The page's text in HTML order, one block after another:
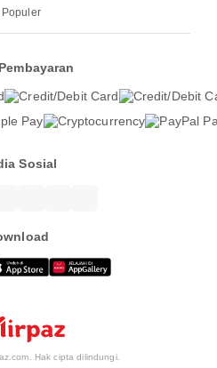
Populer
Sosial
Hak cipta dilindungi.